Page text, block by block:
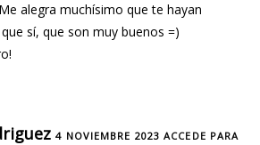
alegra muchísimo que te hayan
sí, que son muy buenos =)
4 NOVIEMBRE 2023 ACCEDE PARA